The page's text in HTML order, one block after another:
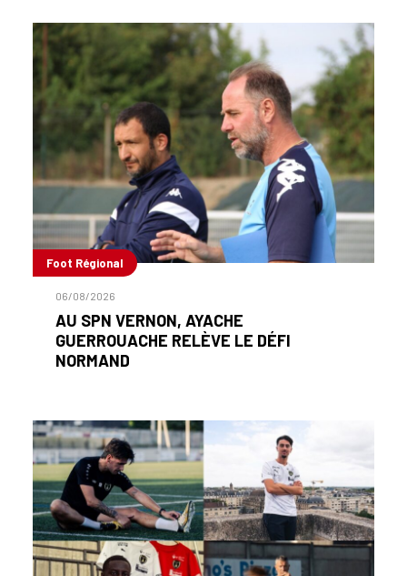
Foot Régional
06/08/2026
AU SPN VERNON, AYACHE
GUERROUACHE RELÈVE LE DÉFI
NORMAND